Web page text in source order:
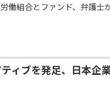
働組合とファンド、弁護士
ィブを発足、日本企